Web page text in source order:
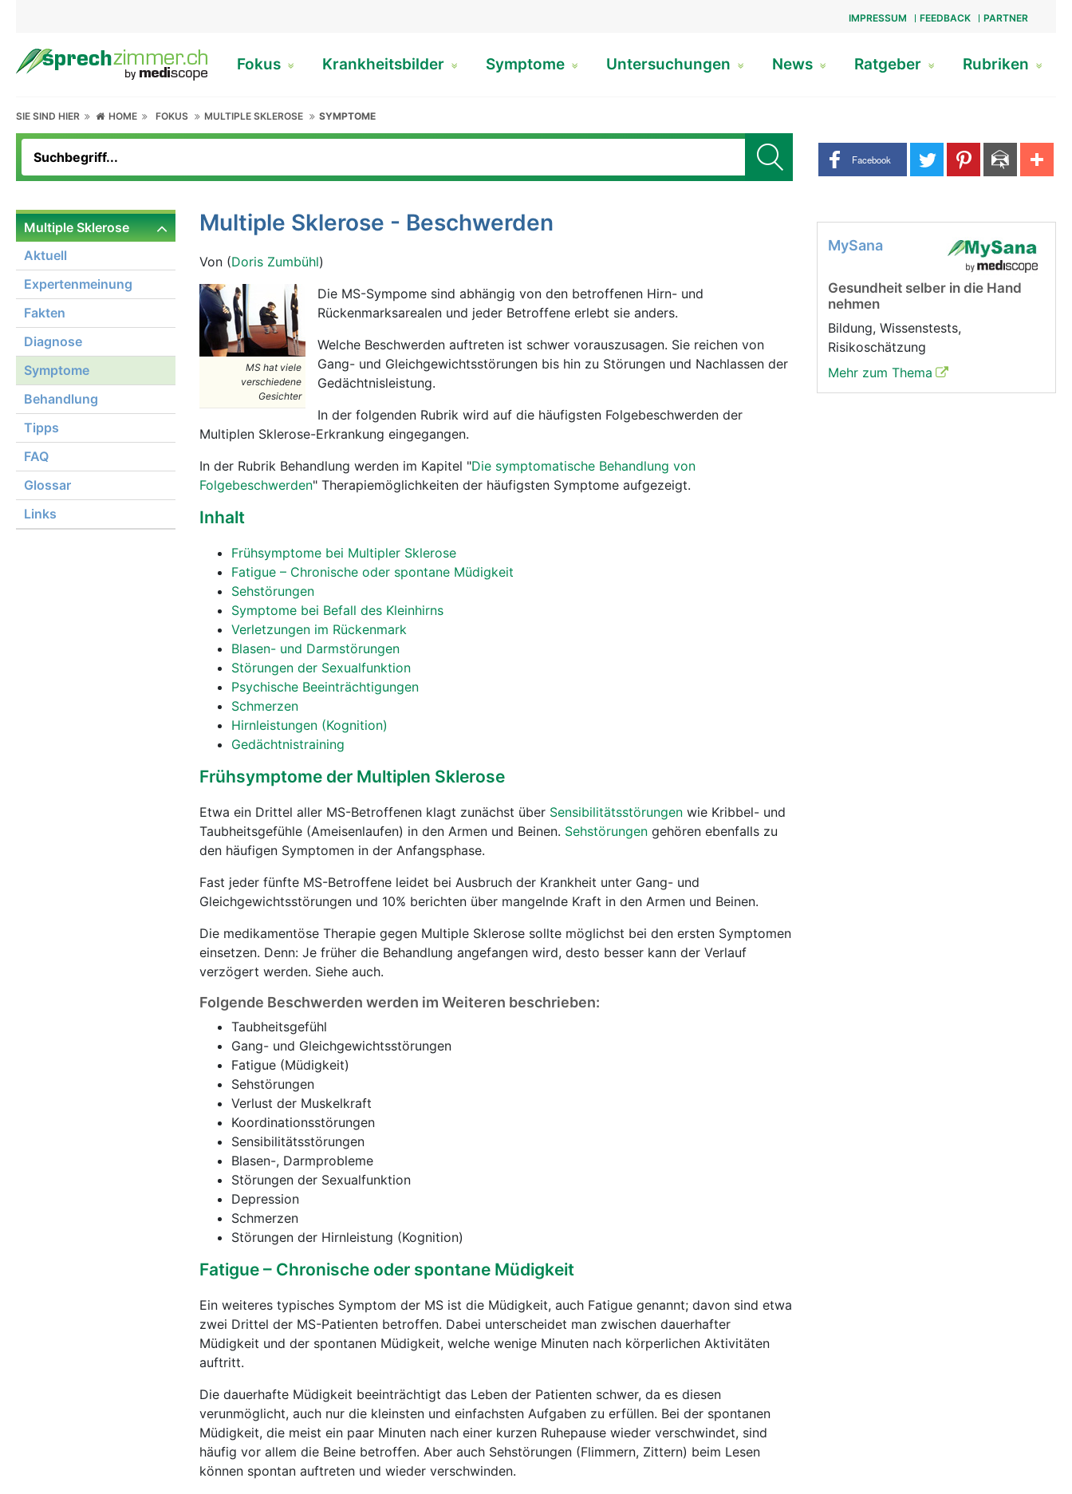
IMPRESSUM FEEDBACK PARTNER
Fokus Krankheitsbilder Symptome Untersuchungen News Ratgeber Rubriken
SIE SIND HIER HOME FOKUS MULTIPLE SKLEROSE SYMPTOME
Share buttons
Facebook
Multiple Sklerose
Aktuell
Expertenmeinung
Fakten
Diagnose
Symptome
Behandlung
Tipps
FAQ
Glossar
Links
Multiple Sklerose - Beschwerden
Von (Doris Zumbühl)
MS hat viele
verschiedene
Gesichter
Die MS-Sympome sind abhängig von den betroffenen Hirn- und
Rückenmarksarealen und jeder Betroffene erlebt sie anders.
Welche Beschwerden auftreten ist schwer vorauszusagen. Sie reichen von
Gang- und Gleichgewichtsstörungen bis hin zu Störungen und Nachlassen der
Gedächtnisleistung.
In der folgenden Rubrik wird auf die häufigsten Folgebeschwerden der
Multiplen Sklerose-Erkrankung eingegangen.
In der Rubrik Behandlung werden im Kapitel "Die symptomatische Behandlung von
Folgebeschwerden" Therapiemöglichkeiten der häufigsten Symptome aufgezeigt.
Inhalt
Frühsymptome bei Multipler Sklerose
Fatigue – Chronische oder spontane Müdigkeit
Sehstörungen
Symptome bei Befall des Kleinhirns
Verletzungen im Rückenmark
Blasen- und Darmstörungen
Störungen der Sexualfunktion
Psychische Beeinträchtigungen
Schmerzen
Hirnleistungen (Kognition)
Gedächtnistraining
Frühsymptome der Multiplen Sklerose
Etwa ein Drittel aller MS-Betroffenen klagt zunächst über Sensibilitätsstörungen wie Kribbel- und
Taubheitsgefühle (Ameisenlaufen) in den Armen und Beinen. Sehstörungen gehören ebenfalls zu
den häufigen Symptomen in der Anfangsphase.
Fast jeder fünfte MS-Betroffene leidet bei Ausbruch der Krankheit unter Gang- und
Gleichgewichtsstörungen und 10% berichten über mangelnde Kraft in den Armen und Beinen.
Die medikamentöse Therapie gegen Multiple Sklerose sollte möglichst bei den ersten Symptomen
einsetzen. Denn: Je früher die Behandlung angefangen wird, desto besser kann der Verlauf
verzögert werden. Siehe auch.
Folgende Beschwerden werden im Weiteren beschrieben:
Taubheitsgefühl
Gang- und Gleichgewichtsstörungen
Fatigue (Müdigkeit)
Sehstörungen
Verlust der Muskelkraft
Koordinationsstörungen
Sensibilitätsstörungen
Blasen-, Darmprobleme
Störungen der Sexualfunktion
Depression
Schmerzen
Störungen der Hirnleistung (Kognition)
Fatigue – Chronische oder spontane Müdigkeit
Ein weiteres typisches Symptom der MS ist die Müdigkeit, auch Fatigue genannt; davon sind etwa
zwei Drittel der MS-Patienten betroffen. Dabei unterscheidet man zwischen dauerhafter
Müdigkeit und der spontanen Müdigkeit, welche wenige Minuten nach körperlichen Aktivitäten
auftritt.
Die dauerhafte Müdigkeit beeinträchtigt das Leben der Patienten schwer, da es diesen
verunmöglicht, auch nur die kleinsten und einfachsten Aufgaben zu erfüllen. Bei der spontanen
Müdigkeit, die meist ein paar Minuten nach einer kurzen Ruhepause wieder verschwindet, sind
häufig vor allem die Beine betroffen. Aber auch Sehstörungen (Flimmern, Zittern) beim Lesen
können spontan auftreten und wieder verschwinden.
MySana
Gesundheit selber in die Hand
nehmen
Bildung, Wissenstests,
Risikoschätzung
Mehr zum Thema